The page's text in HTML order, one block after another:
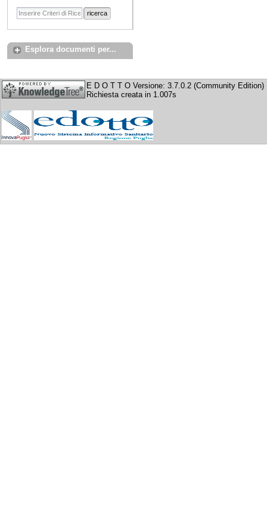
ricerca
Esplora documenti per...
E D O T T O Versione: 3.7.0.2 (Community Edition)
Richiesta creata in 1.007s